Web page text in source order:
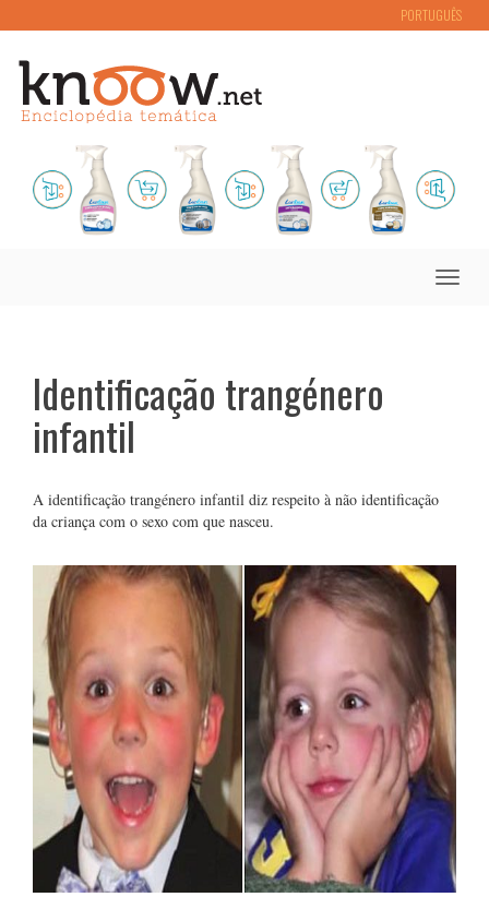
PORTUGUÊS
Toggle
Identificação trangénero
infantil
A identificação trangénero infantil diz respeito à não identificação
da criança com o sexo com que nasceu.